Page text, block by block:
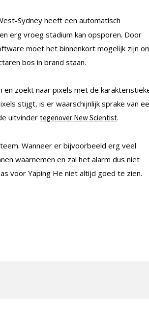
Sydney heeft een automatisch
erg vroeg stadium kan opsporen. Door
moet het binnenkort mogelijk zijn
bos in brand staan.
zoekt naar pixels met de
stijgt, is er waarschijnlijk sprake van
uitvinder tegenover New Scientist.
Wanneer er bijvoorbeeld erg veel
waarnemen en zal het alarm dus niet
voor Yaping He niet altijd goed te zien.